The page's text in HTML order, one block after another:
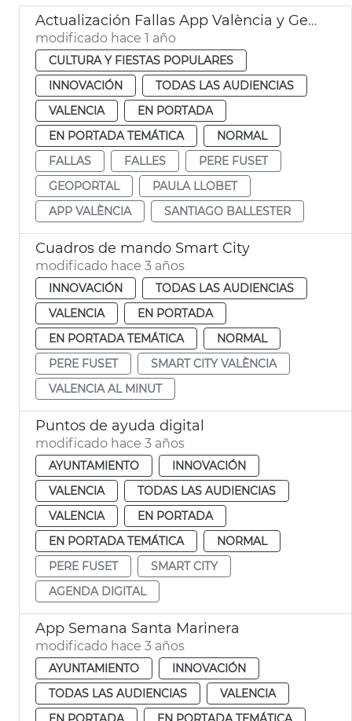
Actualización Fallas App València y Geoportal
modificado hace 1 año
CULTURA Y FIESTAS POPULARES
INNOVACIÓN
TODAS LAS AUDIENCIAS
VALENCIA
EN PORTADA
EN PORTADA TEMÁTICA
NORMAL
FALLAS
FALLES
PERE FUSET
GEOPORTAL
PAULA LLOBET
APP VALÈNCIA
SANTIAGO BALLESTER
Cuadros de mando Smart City
modificado hace 3 años
INNOVACIÓN
TODAS LAS AUDIENCIAS
VALENCIA
EN PORTADA
EN PORTADA TEMÁTICA
NORMAL
PERE FUSET
SMART CITY VALÈNCIA
VALENCIA AL MINUT
Puntos de ayuda digital
modificado hace 3 años
AYUNTAMIENTO
INNOVACIÓN
VALENCIA
TODAS LAS AUDIENCIAS
VALENCIA
EN PORTADA
EN PORTADA TEMÁTICA
NORMAL
PERE FUSET
SMART CITY
AGENDA DIGITAL
App Semana Santa Marinera
modificado hace 3 años
AYUNTAMIENTO
INNOVACIÓN
TODAS LAS AUDIENCIAS
VALENCIA